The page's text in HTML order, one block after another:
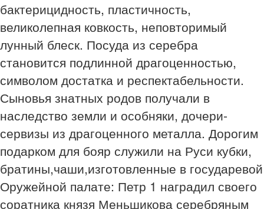
бактерицидность, пластичность,
великолепная ковкость, неповторимый
лунный блеск. Посуда из серебра
становится подлинной драгоценностью,
символом достатка и респектабельности.
Сыновья знатных родов получали в
наследство земли и особняки, дочери-
сервизы из драгоценного металла. Дорогим
подарком для бояр служили на Руси кубки,
братины,чаши,изготовленные в государевой
Оружейной палате: Петр 1 наградил своего
соратника князя Меньшикова серебряным